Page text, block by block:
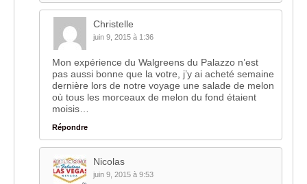
Christelle
juin 9, 2015 à 1:36
Mon expérience du Walgreens du Palazzo n’est
pas aussi bonne que la votre, j’y ai acheté semaine
dernière lors de notre voyage une salade de melon
où tous les morceaux de melon du fond étaient
moisis…
Répondre
Nicolas
juin 9, 2015 à 9:53